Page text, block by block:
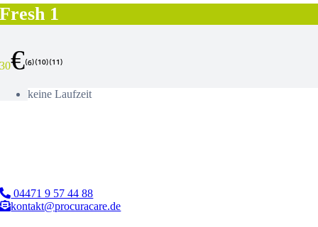
Fresh 1
30€⁽⁶⁾⁽¹⁰⁾⁽¹¹⁾
keine Laufzeit
04471 9 57 44 88
kontakt@procuracare.de